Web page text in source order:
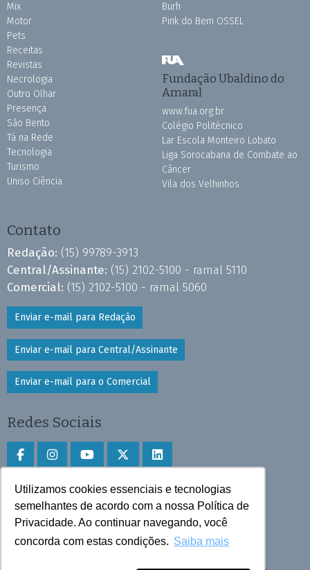
Utilizamos cookies essenciais e tecnologias
semelhantes de acordo com a nossa Política de
Privacidade. Ao continuar navegando, você
concorda com estas condições. Saiba mais
Mix
Motor
Pets
Receitas
Revistas
Necrologia
Outro Olhar
Presença
São Bento
Tá na Rede
Tecnologia
Turismo
Uniso Ciência
Burh
Pink do Bem OSSEL
Fundação Ubaldino do
Amaral
www.fua.org.br
Colégio Politécnico
Lar Escola Monteiro Lobato
Liga Sorocabana de Combate ao
Câncer
Vila dos Velhinhos
Contato
Redação: (15) 99789-3913
Central/Assinante: (15) 2102-5100 - ramal 5110
Comercial: (15) 2102-5100 - ramal 5060
Enviar e-mail para Redação
Enviar e-mail para Central/Assinante
Enviar e-mail para o Comercial
Redes Sociais
Faça download do aplicativo
Play Store e App Store